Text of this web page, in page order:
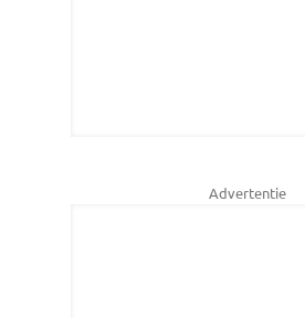
Advertentie